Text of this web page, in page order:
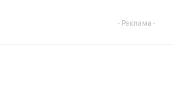
- Реклама -